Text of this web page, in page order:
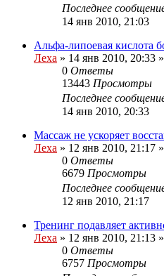
Последнее
14 янв 2010, 21:03
Альфа-липоевая кислота
Леха » 14 янв 2010, 20:33
0 Ответы
13443 Просмотры
Последнее
14 янв 2010, 20:33
Массаж не ускоряет
Леха » 12 янв 2010, 21:17
0 Ответы
6679 Просмотры
Последнее
12 янв 2010, 21:17
Тренинг подавляет
Леха » 12 янв 2010, 21:13
0 Ответы
6757 Просмотры